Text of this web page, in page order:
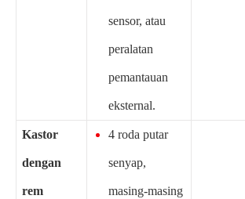
sensor, atau
peralatan
pemantauan
eksternal.
Kastor
dengan
rem
4 roda putar
senyap,
masing-masing